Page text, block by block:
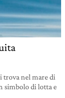
trova nel mare di
simbolo di lotta e